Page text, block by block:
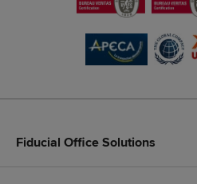
Fiducial Office Solutions